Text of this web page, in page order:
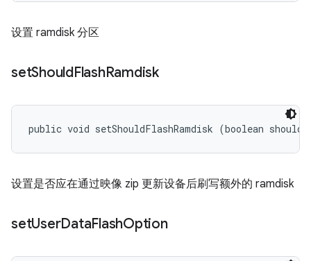
设置 ramdisk 分区
setShouldFlashRamdisk
public void setShouldFlashRamdisk (boolean
设置是否应在通过映像 zip 更新设备后刷写额外的 ramdisk
setUserDataFlashOption